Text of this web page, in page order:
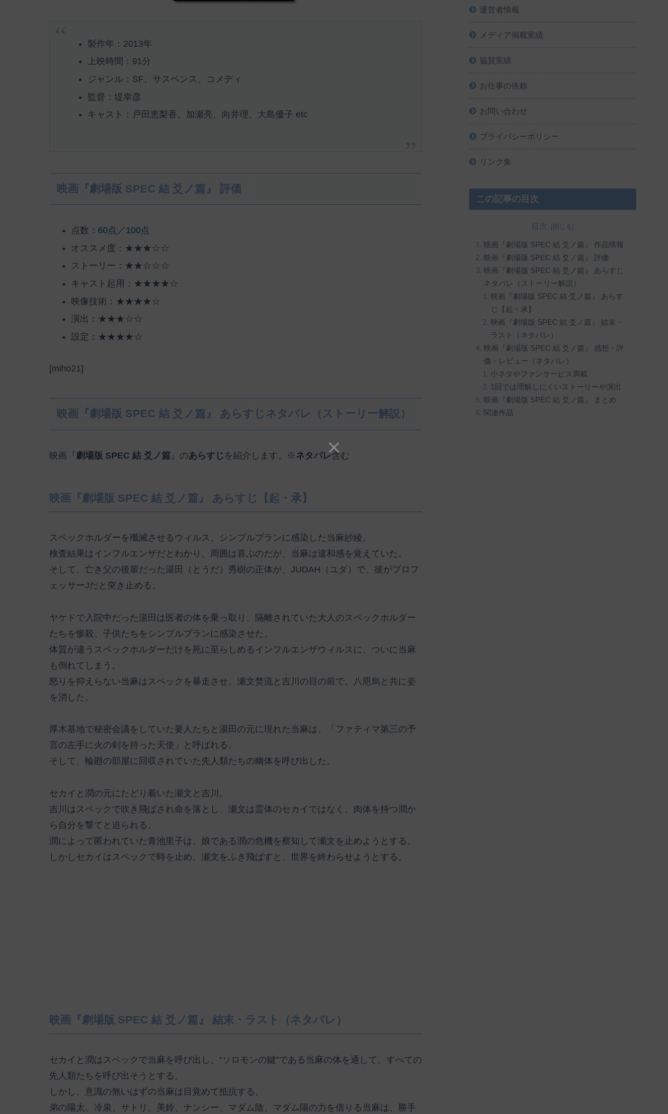
製作年：2013年
上映時間：91分
ジャンル：SF、サスペンス、コメディ
監督：堤幸彦
キャスト：戸田恵梨香、加瀬亮、向井理、大島優子 etc
映画『劇場版 SPEC 結 爻ノ篇』 評価
点数： 60点／100点
オススメ度：★★★☆☆
ストーリー：★★☆☆☆
キャスト起用：★★★★☆
映像技術：★★★★☆
演出：★★★☆☆
設定：★★★★☆
[miho21]
映画『劇場版 SPEC 結 爻ノ篇』 あらすじネタバレ（ストーリー解説）
映画『劇場版 SPEC 結 爻ノ篇 』のあらすじ を紹介します。※ ネタバレ含む
映画『劇場版 SPEC 結 爻ノ篇』 あらすじ【起・承】
スペックホルダーを殲滅させるウィルス、シンプルプランに感染した当麻紗綾。
検査結果はインフルエンザだとわかり、周囲は喜ぶのだが、当麻は違和感を覚えていた。
そして、亡き父の後輩だった湯田（とうだ）秀樹の正体が、JUDAH（ユダ）で、彼がプロフ
ェッサーJだと突き止める。
ヤケドで入院中だった湯田は医者の体を乗っ取り、隔離されていた大人のスペックホルダー
たちを惨殺、子供たちをシンプルプランに感染させた。
体質が違うスペックホルダーだけを死に至らしめるインフルエンザウィルスに、ついに当麻
も倒れてしまう。
怒りを抑えらない当麻はスペックを暴走させ、瀬文焚流と吉川の目の前で、八咫烏と共に姿
を消した。
厚木基地で秘密会議をしていた要人たちと湯田の元に現れた当麻は、「ファティマ第三の予
言の左手に火の剣を持った天使」と呼ばれる。
そして、輪廻の部屋に回収されていた先人類たちの幽体を呼び出した。
セカイと潤の元にたどり着いた瀬文と吉川。
吉川はスペックで吹き飛ばされ命を落とし、瀬文は霊体のセカイではなく、肉体を持つ潤か
ら自分を撃てと迫られる。
潤によって匿われていた青池里子は、娘である潤の危機を察知して瀬文を止めようとする。
しかしセカイはスペックで時を止め、瀬文をふき飛ばすと、世界を終わらせようとする。
映画『劇場版 SPEC 結 爻ノ篇』 結末・ラスト（ネタバレ）
セカイと潤はスペックで当麻を呼び出し、“ソロモンの鍵”である当麻の体を通して、すべての
先人類たちを呼び出そうとする。
しかし、意識の無いはずの当麻は目覚めて抵抗する。
弟の陽太、冷泉、サトリ、美鈴、ナンシー、マダム陰、マダム陽の力を借りる当麻は、勝手
運営者情報
メディア掲載実績
協賛実績
お仕事の依頼
お問い合わせ
プライバシーポリシー
リンク集
この記事の目次
目次
映画『劇場版 SPEC 結 爻ノ篇』 作品情報
映画『劇場版 SPEC 結 爻ノ篇』 評価
映画『劇場版 SPEC 結 爻ノ篇』 あらすじ
ネタバレ（ストーリー解説）
映画『劇場版 SPEC 結 爻ノ篇』 あらす
じ【起・承】
映画『劇場版 SPEC 結 爻ノ篇』 結末・
ラスト（ネタバレ）
映画『劇場版 SPEC 結 爻ノ篇』 感想・評
価・レビュー（ネタバレ）
小ネタやファンサービス満載
1回では理解しにくいストーリーや演出
映画『劇場版 SPEC 結 爻ノ篇』 まとめ
関連作品